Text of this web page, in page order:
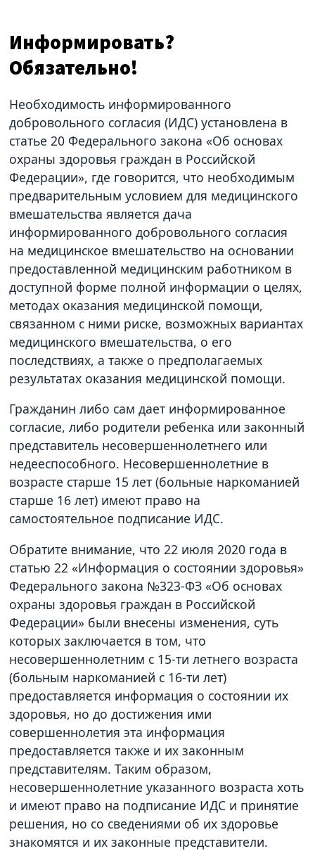
Информировать?
Обязательно!
Необходимость информированного
добровольного согласия (ИДС) установлена в
статье 20 Федерального закона «Об основах
охраны здоровья граждан в Российской
Федерации», где говорится, что необходимым
предварительным условием для медицинского
вмешательства является дача
информированного добровольного согласия
на медицинское вмешательство на основании
предоставленной медицинским работником в
доступной форме полной информации о целях,
методах оказания медицинской помощи,
связанном с ними риске, возможных вариантах
медицинского вмешательства, о его
последствиях, а также о предполагаемых
результатах оказания медицинской помощи.
Гражданин либо сам дает информированное
согласие, либо родители ребенка или законный
представитель несовершеннолетнего или
недееспособного. Несовершеннолетние в
возрасте старше 15 лет (больные наркоманией
старше 16 лет) имеют право на
самостоятельное подписание ИДС.
Обратите внимание, что 22 июля 2020 года в
статью 22 «Информация о состоянии здоровья»
Федерального закона №323-ФЗ «Об основах
охраны здоровья граждан в Российской
Федерации» были внесены изменения, суть
которых заключается в том, что
несовершеннолетним с 15-ти летнего возраста
(больным наркоманией с 16-ти лет)
предоставляется информация о состоянии их
здоровья, но до достижения ими
совершеннолетия эта информация
предоставляется также и их законным
представителям. Таким образом,
несовершеннолетние указанного возраста хоть
и имеют право на подписание ИДС и принятие
решения, но со сведениями об их здоровье
знакомятся и их законные представители.